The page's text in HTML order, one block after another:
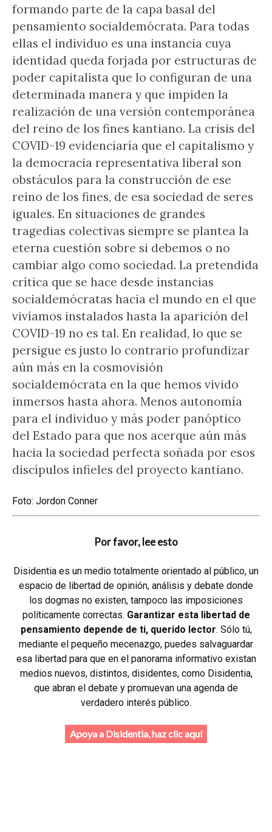
formando parte de la capa basal del
pensamiento socialdemócrata. Para todas
ellas el individuo es una instancia cuya
identidad queda forjada por estructuras de
poder capitalista que lo configuran de una
determinada manera y que impiden la
realización de una versión contemporánea
del reino de los fines kantiano. La crisis del
COVID-19 evidenciaría que el capitalismo y
la democracia representativa liberal son
obstáculos para la construcción de ese
reino de los fines, de esa sociedad de seres
iguales. En situaciones de grandes
tragedias colectivas siempre se plantea la
eterna cuestión sobre si debemos o no
cambiar algo como sociedad. La pretendida
crítica que se hace desde instancias
socialdemócratas hacia el mundo en el que
vivíamos instalados hasta la aparición del
COVID-19 no es tal. En realidad, lo que se
persigue es justo lo contrario profundizar
aún más en la cosmovisión
socialdemócrata en la que hemos vivido
inmersos hasta ahora. Menos autonomía
para el individuo y más poder panóptico
del Estado para que nos acerque aún más
hacia la sociedad perfecta soñada por esos
discípulos infieles del proyecto kantiano.
Foto: Jordon Conner
Por favor, lee esto
Disidentia es un medio totalmente orientado al público, un
espacio de libertad de opinión, análisis y debate donde
los dogmas no existen, tampoco las imposiciones
políticamente correctas. Garantizar esta libertad de
pensamiento depende de ti, querido lector. Sólo tú,
mediante el pequeño mecenazgo, puedes salvaguardar
esa libertad para que en el panorama informativo existan
medios nuevos, distintos, disidentes, como Disidentia,
que abran el debate y promuevan una agenda de
verdadero interés público.
Apoya a Disidentia, haz clic aquí